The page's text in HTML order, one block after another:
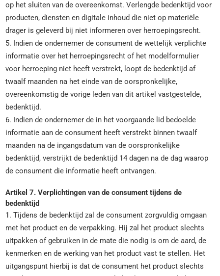
op het sluiten van de overeenkomst. Verlengde bedenktijd voor
producten, diensten en digitale inhoud die niet op materiële
drager is geleverd bij niet informeren over herroepingsrecht.
5. Indien de ondernemer de consument de wettelijk verplichte
informatie over het herroepingsrecht of het modelformulier
voor herroeping niet heeft verstrekt, loopt de bedenktijd af
twaalf maanden na het einde van de oorspronkelijke,
overeenkomstig de vorige leden van dit artikel vastgestelde,
bedenktijd.
6. Indien de ondernemer de in het voorgaande lid bedoelde
informatie aan de consument heeft verstrekt binnen twaalf
maanden na de ingangsdatum van de oorspronkelijke
bedenktijd, verstrijkt de bedenktijd 14 dagen na de dag waarop
de consument die informatie heeft ontvangen.
Artikel 7. Verplichtingen van de consument tijdens de
bedenktijd
1. Tijdens de bedenktijd zal de consument zorgvuldig omgaan
met het product en de verpakking. Hij zal het product slechts
uitpakken of gebruiken in de mate die nodig is om de aard, de
kenmerken en de werking van het product vast te stellen. Het
uitgangspunt hierbij is dat de consument het product slechts